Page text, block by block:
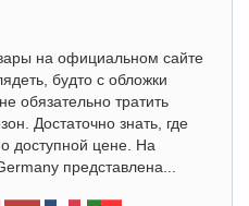
на официальном сайте
будто с обложки
обязательно тратить
Достаточно знать, где
доступной цене. На
представлена...